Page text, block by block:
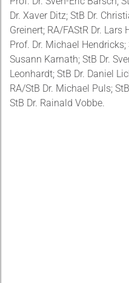
Dr. Xaver Ditz; StB Dr.
Greinert; RA/FAStR Dr. Lars
Prof. Dr. Michael Hendricks;
Susann Karnath; StB Dr.
Leonhardt; StB Dr. Daniel
RA/StB Dr. Michael Puls;
StB Dr. Rainald Vobbe.